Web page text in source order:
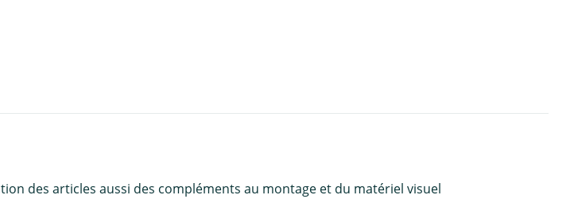
des articles aussi des compléments au montage et du matériel visuel